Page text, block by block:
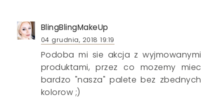
BlingBlingMakeUp
04 grudnia, 2018 19:19
Podoba mi sie akcja z wyjmowanymi
produktami, przez co mozemy miec
bardzo "nasza" palete bez zbednych
kolorow ;)